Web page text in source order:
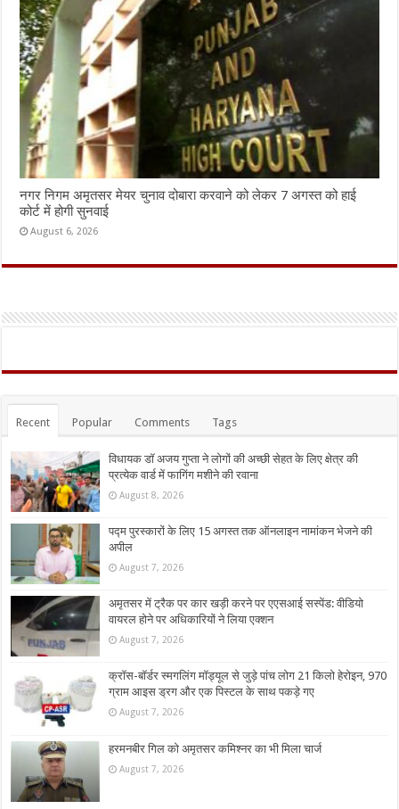
नगर निगम अमृतसर मेयर चुनाव दोबारा करवाने को लेकर 7 अगस्त को हाई
कोर्ट में होगी सुनवाई
August 6, 2026
Recent Popular Comments Tags
विधायक डॉ अजय गुप्ता ने लोगों की अच्छी सेहत के लिए क्षेत्र की
प्रत्येक वार्ड में फागिंग मशीने की रवाना
August 8, 2026
पद्म पुरस्कारों के लिए 15 अगस्त तक ऑनलाइन नामांकन भेजने की
अपील
August 7, 2026
अमृतसर में ट्रैक पर कार खड़ी करने पर एएसआई सस्पेंड: वीडियो
वायरल होने पर अधिकारियों ने लिया एक्शन
August 7, 2026
क्रॉस-बॉर्डर स्मगलिंग मॉड्यूल से जुड़े पांच लोग 21 किलो हेरोइन, 970
ग्राम आइस ड्रग और एक पिस्टल के साथ पकड़े गए
August 7, 2026
हरमनबीर गिल को अमृतसर कमिश्नर का भी मिला चार्ज
August 7, 2026